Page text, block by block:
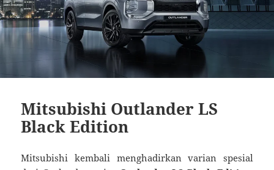
Mitsubishi Outlander LS
Black Edition
Mitsubishi kembali menghadirkan varian spesial